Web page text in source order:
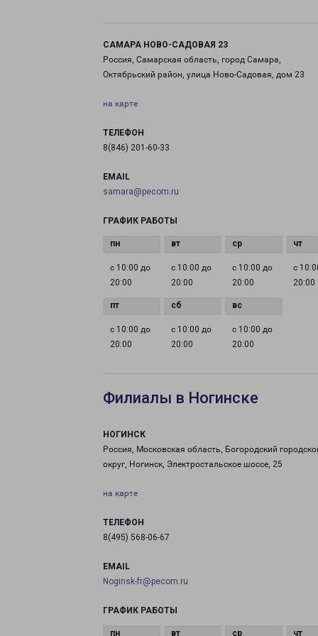
САМАРА НОВО-САДОВАЯ 23
Россия, Самарская область, город Самара,
Октябрьский район, улица Ново-Садовая, дом 23
на карте
ТЕЛЕФОН
8(846) 201-60-33
EMAIL
samara@pecom.ru
ГРАФИК РАБОТЫ
с 10:00 до
20:00
с 10:00 до
20:00
с 10:00 до
20:00
с
20:00
с 10:00 до
20:00
с 10:00 до
20:00
с 10:00 до
20:00
Филиалы в Ногинске
НОГИНСК
Россия, Московская область, Богородский
округ, Ногинск, Электростальское шоссе, 25
на карте
ТЕЛЕФОН
8(495) 568-06-67
EMAIL
Noginsk-fr@pecom.ru
ГРАФИК РАБОТЫ